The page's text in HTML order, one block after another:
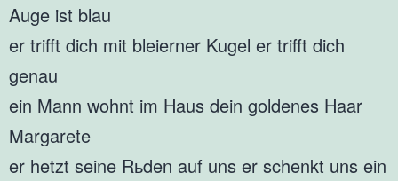
Auge ist blau
er trifft dich mit bleierner Kugel er trifft dich
genau
ein Mann wohnt im Haus dein goldenes Haar
Margarete
er hetzt seine Rьden auf uns er schenkt uns ein